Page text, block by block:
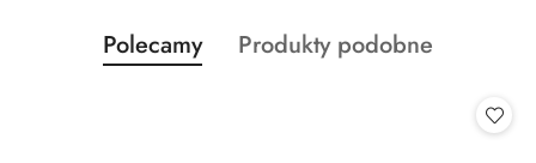
Pomiń karuzelę produktów
Produkty
o
Polecamy
Produkty
Produkty podobne